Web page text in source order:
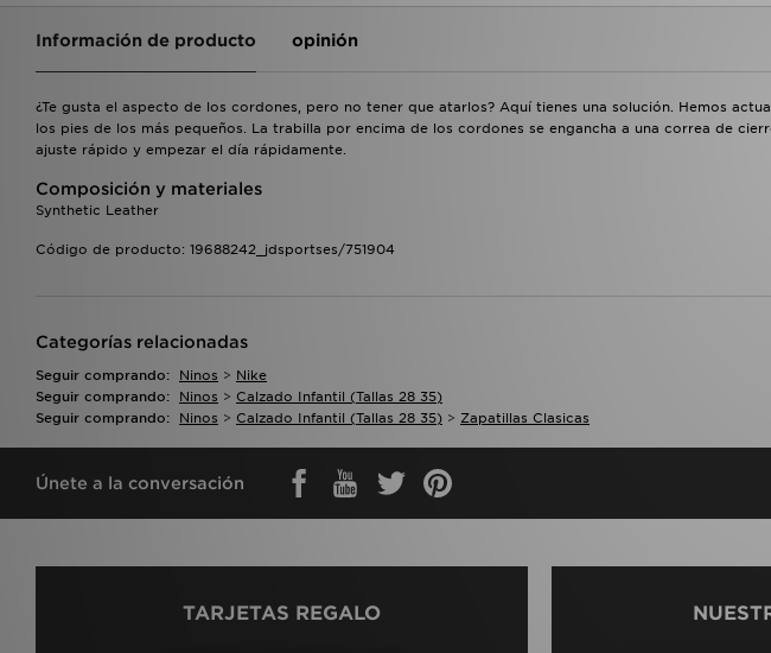
Información de producto opinión
¿Te gusta el aspecto de los cordones, pero no tener que atarlos? Aquí tienes una solución. Hemos
los pies de los más pequeños. La trabilla por encima de los cordones se engancha a una correa de
ajuste rápido y empezar el día rápidamente.
Composición y materiales
Synthetic Leather
Código de producto: 19688242_jdsportses/751904
Categorías relacionadas
Seguir comprando: Ninos > Nike
Seguir comprando:
Ninos > Calzado Infantil (tallas 28 35)
Seguir comprando:
Ninos > Calzado Infantil (tallas 28 35) > Zapatillas Clasicas
Únete a la conversación
TARJETAS REGALO